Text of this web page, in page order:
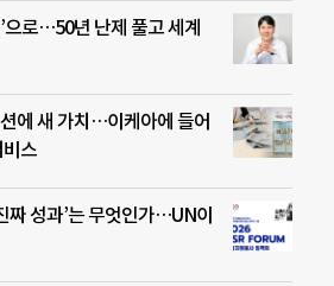
으로…50년 난제 풀고 세계
에 새 가치…이케아에 들어
스
짜 성과’는 무엇인가…UN이